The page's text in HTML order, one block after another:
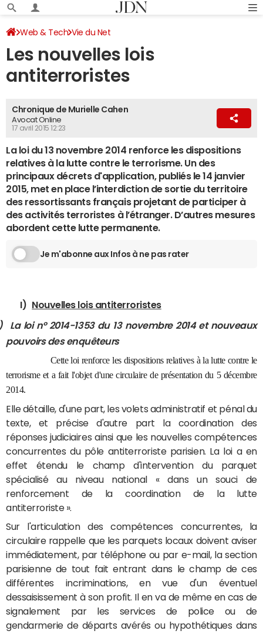
Web & Tech Vie du Net
Les nouvelles lois
antiterroristes
Chronique de Murielle Cahen
Avocat Online
17 avril 2015 12:23
La loi du 13 novembre 2014 renforce les dispositions
relatives à la lutte contre le terrorisme. Un des
principaux décrets d'application, publiés le 14 janvier
2015, met en place l’interdiction de sortie du territoire
des ressortissants français projetant de participer à
des activités terroristes à l’étranger. D’autres mesures
abordent cette lutte permanente.
Je m'abonne aux Infos à ne pas rater
I) Nouvelles lois antiterroristes
La loi nº 2014-1353 du 13 novembre 2014 et nouveaux
pouvoirs des enquêteurs
Cette loi renforce les dispositions relatives à la lutte contre le
terrorisme et a fait l'objet d'une circulaire de présentation du 5 décembre
2014.
Elle détaille, d'une part, les volets administratif et pénal du
texte, et précise d'autre part la coordination des
réponses judiciaires ainsi que les nouvelles compétences
concurrentes du pôle antiterroriste parisien. La loi a en
effet étendu le champ d'intervention du parquet
spécialisé au niveau national « dans un souci de
renforcement de la coordination de la lutte
antiterroriste ».
Sur l'articulation des compétences concurrentes, la
circulaire rappelle que les parquets locaux doivent aviser
immédiatement, par téléphone ou par e-mail, la section
parisienne de tout fait entrant dans le champ de ces
différentes incriminations, en vue d'un éventuel
dessaisissement à son profit. Il en va de même en cas de
signalement par les services de police ou de
gendarmerie de départs avérés ou hypothétiques dans